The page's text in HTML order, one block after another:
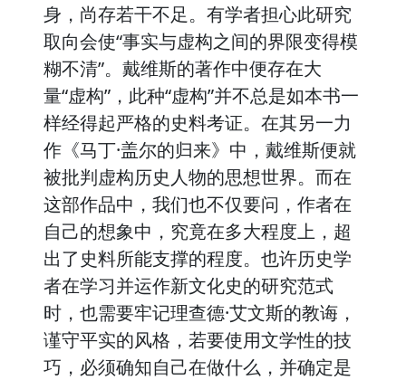
身，尚存若干不足。有学者担心此研究
取向会使“事实与虚构之间的界限变得模
糊不清”。戴维斯的著作中便存在大
量“虚构”，此种“虚构”并不总是如本书一
样经得起严格的史料考证。在其另一力
作《马丁·盖尔的归来》中，戴维斯便就
被批判虚构历史人物的思想世界。而在
这部作品中，我们也不仅要问，作者在
自己的想象中，究竟在多大程度上，超
出了史料所能支撑的程度。也许历史学
者在学习并运作新文化史的研究范式
时，也需要牢记理查德·艾文斯的教诲，
谨守平实的风格，若要使用文学性的技
巧，必须确知自己在做什么，并确定是